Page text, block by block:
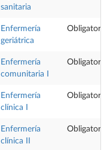
sanitaria
Enfermería
geriátrica
Obligatoria
Enfermería
comunitaria I
Obligatoria
Enfermería
clínica I
Obligatoria
Enfermería
clínica II
Obligatoria